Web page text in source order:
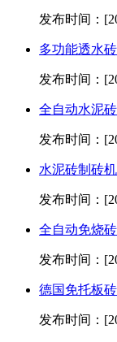
发布时间：
多功能透水
发布时间：
全自动水泥
发布时间：
水泥砖制砖
发布时间：
全自动免烧
发布时间：
德国免托板
发布时间：